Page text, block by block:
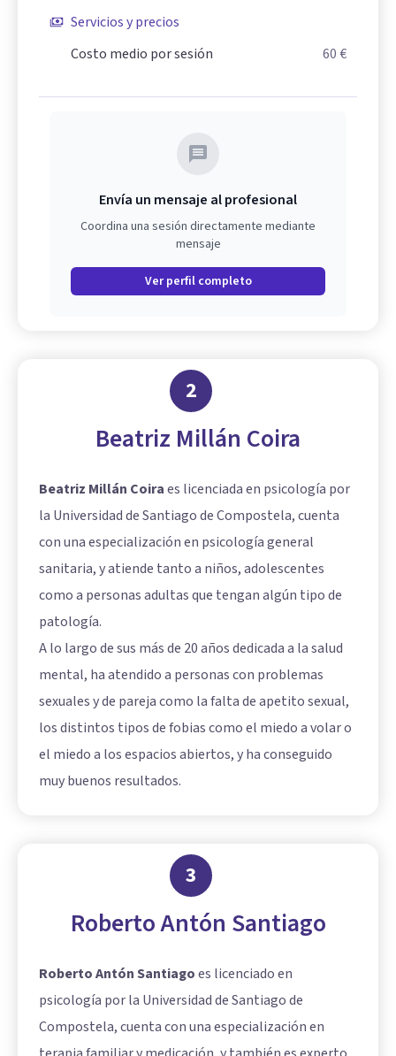
Servicios y precios
Costo medio por sesión
60 €
Envía un mensaje al profesional
Coordina una sesión directamente mediante
mensaje
Ver perfil completo
2
Beatriz Millán Coira
Beatriz Millán Coiraes licenciada en psicología por
la Universidad de Santiago de Compostela, cuenta
con una especialización en psicología general
sanitaria, y atiende tanto a niños, adolescentes
como a personas adultas que tengan algún tipo de
patología.
A lo largo de sus más de 20 años dedicada a la salud
mental, ha atendido a personas con problemas
sexuales y de pareja como la falta de apetito sexual,
los distintos tipos de fobias como el miedo a volar o
el miedo a los espacios abiertos, y ha conseguido
muy buenos resultados.
3
Roberto Antón Santiago
Roberto Antón Santiagoes licenciado en
psicología por la Universidad de Santiago de
Compostela, cuenta con una especialización en